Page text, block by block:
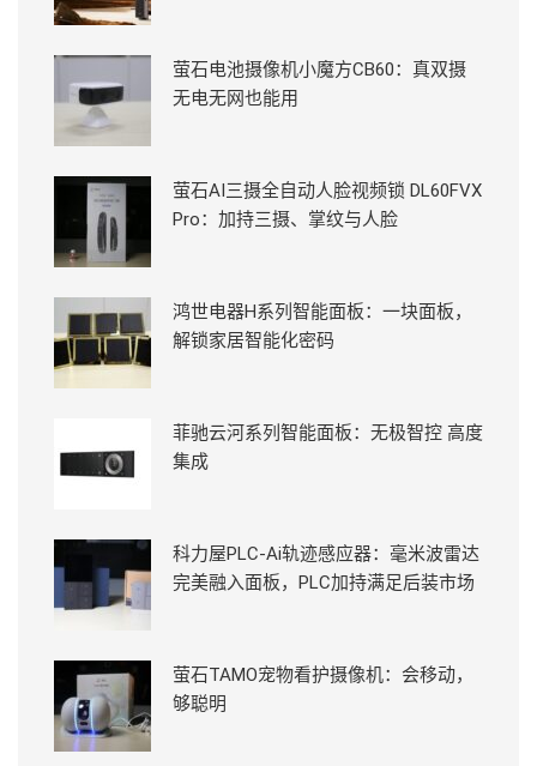
萤石电池摄像机小魔方CB60：真双摄
无电无网也能用
萤石AI三摄全自动人脸视频锁 DL60FVX
Pro：加持三摄、掌纹与人脸
鸿世电器H系列智能面板：一块面板，
解锁家居智能化密码
菲驰云河系列智能面板：无极智控 高度
集成
科力屋PLC-Ai轨迹感应器：毫米波雷达
完美融入面板，PLC加持满足后装市场
萤石TAMO宠物看护摄像机：会移动，
够聪明